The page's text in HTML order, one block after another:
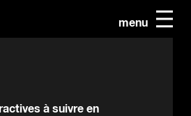
menu
à suivre en